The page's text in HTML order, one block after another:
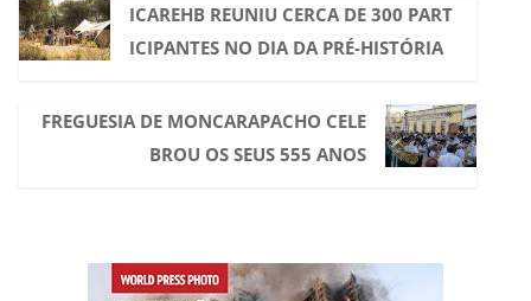
ICAREHB REUNIU CERCA DE 300 PART
ICIPANTES NO DIA DA PRÉ-HISTÓRIA
FREGUESIA DE MONCARAPACHO CELE
BROU OS SEUS 555 ANOS